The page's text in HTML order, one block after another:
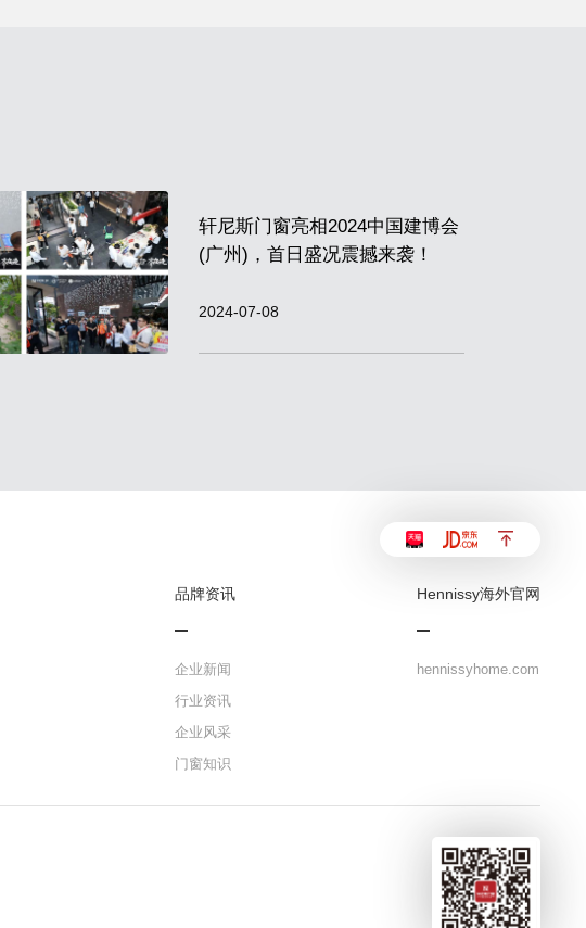
轩尼斯门窗亮相2024中国建博会
(广州)，首日盛况震撼来袭！
2024-07-08
品牌资讯
企业新闻
行业资讯
企业风采
门窗知识
Hennissy海外官网
hennissyhome.com